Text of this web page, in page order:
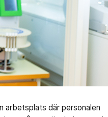
arbetsplats där personalen